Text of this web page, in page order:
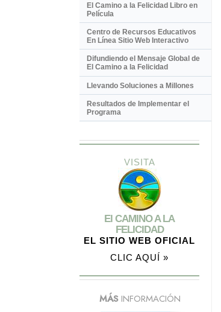
El Camino a la Felicidad Libro en
Película
Centro de Recursos Educativos
En Línea Sitio Web Interactivo
Difundiendo el Mensaje Global de
El Camino a la Felicidad
Llevando Soluciones a Millones
Resultados de Implementar el
Programa
VISITA
El CAMINO A LA
FELICIDAD
EL SITIO WEB OFICIAL
CLIC AQUÍ »
MÁSINFORMACIÓN